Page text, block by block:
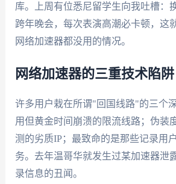
库。上周有位悉尼留学生向我吐槽：
跨年晚会，每次表演高潮必卡顿，这
网络加速器都没用的情况。
网络加速器的三重技术陷阱
许多用户栽在所谓"回国线路"的三个
用但黄金时间崩溃的限流线路；伪装
测的劣质IP；最致命的是那些记录用
务。去年温哥华就发生过某加速器泄
录信息的丑闻。